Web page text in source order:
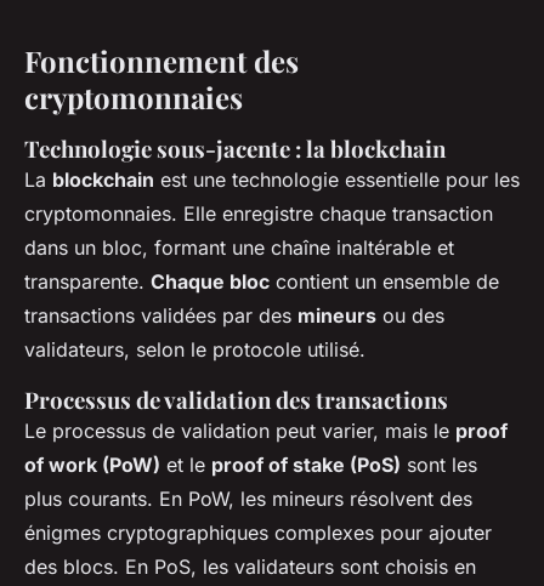
Fonctionnement des
cryptomonnaies
Technologie sous-jacente : la blockchain
La blockchain est une technologie essentielle pour les
cryptomonnaies. Elle enregistre chaque transaction
dans un bloc, formant une chaîne inaltérable et
transparente. Chaque bloc contient un ensemble de
transactions validées par des mineurs ou des
validateurs, selon le protocole utilisé.
Processus de validation des transactions
Le processus de validation peut varier, mais le proof
of work (PoW) et le proof of stake (PoS) sont les
plus courants. En PoW, les mineurs résolvent des
énigmes cryptographiques complexes pour ajouter
des blocs. En PoS, les validateurs sont choisis en